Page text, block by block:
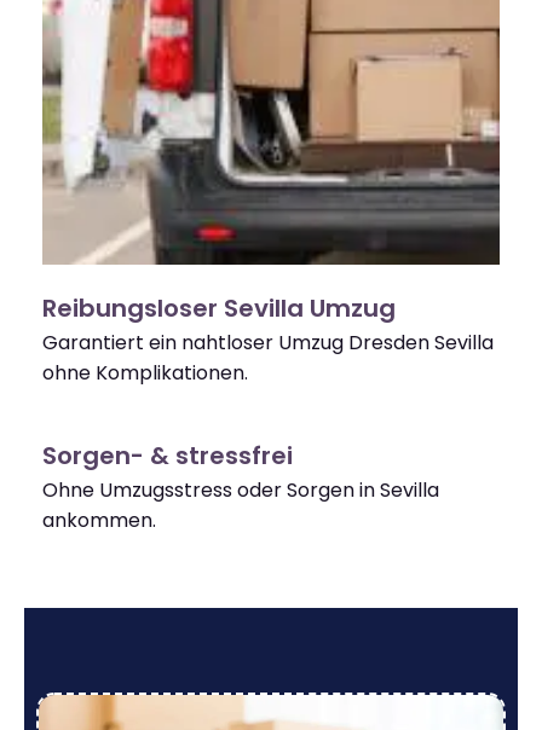
Reibungsloser Sevilla Umzug
Garantiert ein nahtloser Umzug Dresden Sevilla
ohne Komplikationen.
Sorgen- & stressfrei
Ohne Umzugsstress oder Sorgen in Sevilla
ankommen.